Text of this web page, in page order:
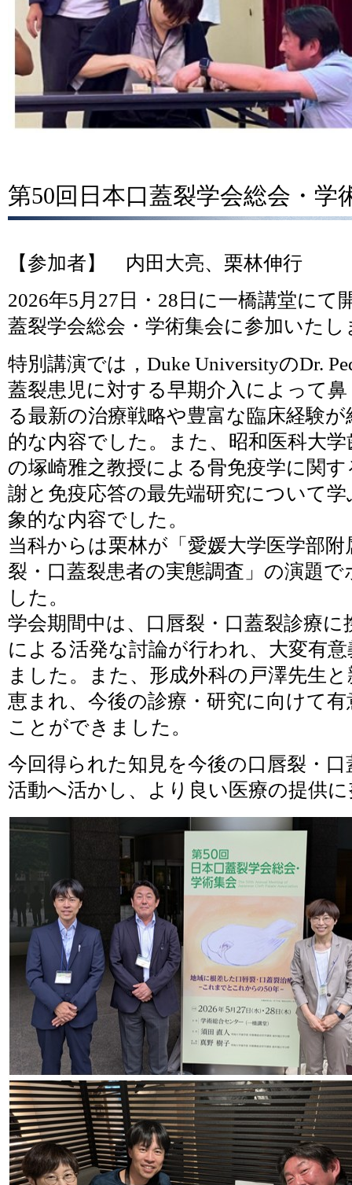
第50回日本口蓋裂学会総会・学
【参加者】 内田大亮、栗林伸行
2026年5月27日・28日に一橋講堂にて
蓋裂学会総会・学術集会に参加いたし
特別講演では，Duke UniversityのDr.
蓋裂患児に対する早期介入によって
る最新の治療戦略や豊富な臨床経験
的な内容でした。また、昭和医科大
の塚崎雅之教授による骨免疫学に関
謝と免疫応答の最先端研究について
象的な内容でした。
当科からは栗林が「愛媛大学医学部
裂・口蓋裂患者の実態調査」の演題
した。
学会期間中は、口唇裂・口蓋裂診療
による活発な討論が行われ、大変有
ました。また、形成外科の戸澤先生
恵まれ、今後の診療・研究に向けて
ことができました。
今回得られた知見を今後の口唇裂・
活動へ活かし、より良い医療の提供